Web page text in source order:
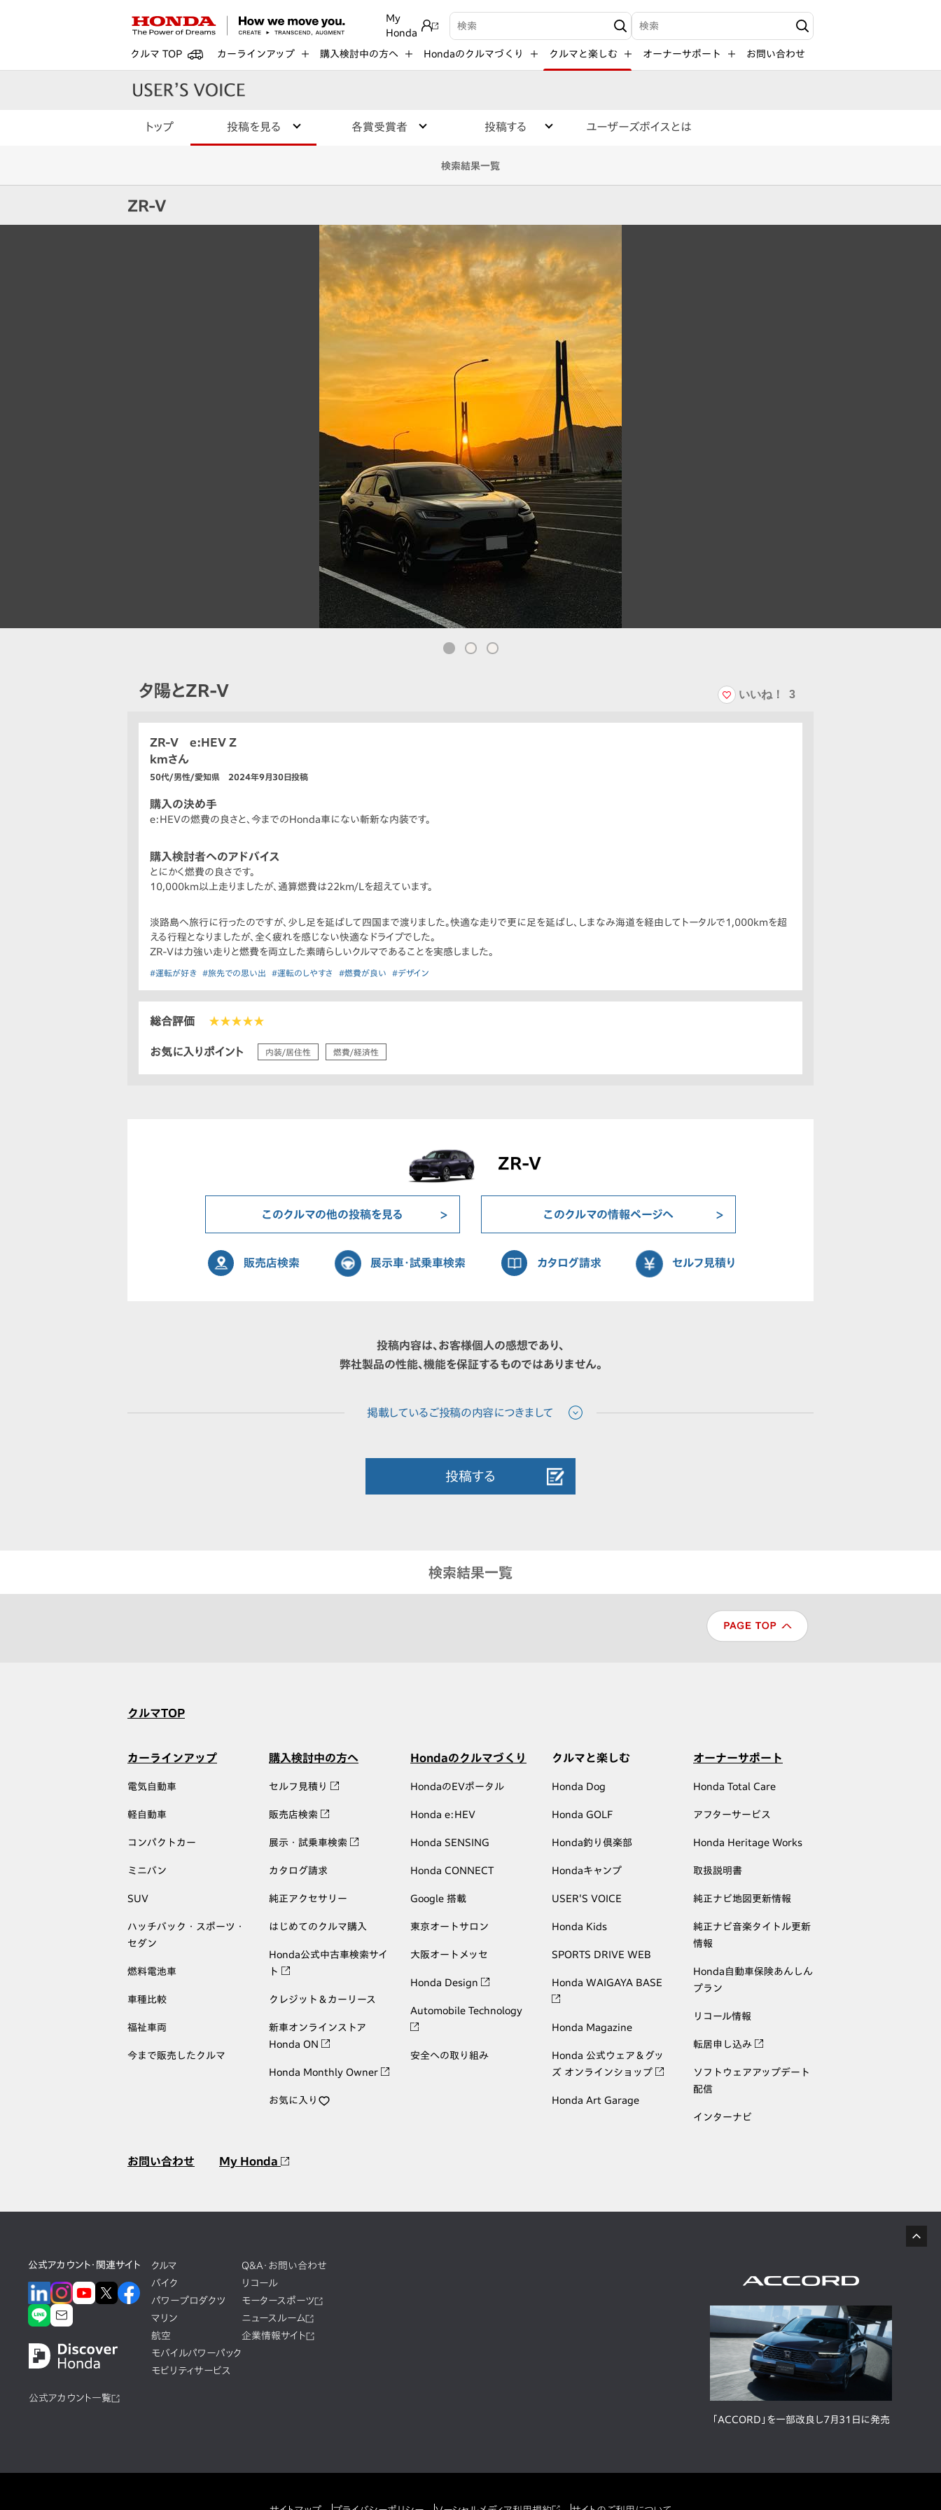
My
Honda
検索キーワード入力 検索キーワード入力
クルマ TOP カーラインアップ 購入検討中の方へ Hondaのクルマづくり クルマと楽しむ オーナーサポート お問い合わせ
トップ 投稿を見る 各賞受賞者 投稿する ユーザーズボイスとは
検索結果一覧
ZR-V
夕陽とZR-V いいね！ 3
ZR-V e:HEV Z
kmさん
50代/男性/愛知県 2024年9月30日投稿
購入の決め手
e:HEVの燃費の良さと、今までのHonda車にない斬新な内装です。
購入検討者へのアドバイス
とにかく燃費の良さです。
10,000km以上走りましたが、通算燃費は22km/Lを超えています。
淡路島へ旅行に行ったのですが、少し足を延ばして四国まで渡りました。快適な走りで更に足を延ばし、しまなみ海道を経由してトータルで1,000kmを超
える行程となりましたが、全く疲れを感じない快適なドライブでした。
ZR-Vは力強い走りと燃費を両立した素晴らしいクルマであることを実感しました。
#運転が好き #旅先での思い出 #運転のしやすさ #燃費が良い #デザイン
総合評価 ★★★★★
お気に入りポイント 内装/居住性 燃費/経済性
ZR-V
このクルマの他の投稿を見る このクルマの情報ページへ
販売店検索 展示車・試乗車検索 カタログ請求 セルフ見積り
投稿内容は、お客様個人の感想であり、
弊社製品の性能、機能を保証するものではありません。
投稿する
検索結果一覧
クルマTOP
カーラインアップ
電気自動車
軽自動車
コンパクトカー
ミニバン
SUV
ハッチバック・スポーツ・
セダン
燃料電池車
車種比較
福祉車両
今まで販売したクルマ
購入検討中の方へ
セルフ見積り
販売店検索
展示・試乗車検索
カタログ請求
純正アクセサリー
はじめてのクルマ購入
Honda公式中古車検索サイ
ト
クレジット＆カーリース
新車オンラインストア
Honda ON
Honda Monthly Owner
お気に入り
Hondaのクルマづくり
HondaのEVポータル
Honda e:HEV
Honda SENSING
Honda CONNECT
Google 搭載
東京オートサロン
大阪オートメッセ
Honda Design
Automobile Technology
安全への取り組み
クルマと楽しむ
Honda Dog
Honda GOLF
Honda釣り倶楽部
Hondaキャンプ
USER'S VOICE
Honda Kids
SPORTS DRIVE WEB
Honda WAIGAYA BASE
Honda Magazine
Honda 公式ウェア＆グッ
ズ オンラインショップ
Honda Art Garage
オーナーサポート
Honda Total Care
アフターサービス
Honda Heritage Works
取扱説明書
純正ナビ地図更新情報
純正ナビ音楽タイトル更新
情報
Honda自動車保険あんしん
プラン
リコール情報
転居申し込み
ソフトウェアアップデート
配信
インターナビ
お問い合わせ My Honda
公式アカウント・関連サイト
公式アカウント一覧
クルマ
バイク
パワープロダクツ
マリン
航空
モバイルパワーパック
モビリティサービス
Q&A・お問い合わせ
リコール
モータースポーツ
ニュースルーム
企業情報サイト
「ACCORD」を一部改良し7月31日に発売